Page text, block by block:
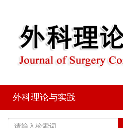
外科理论与实践